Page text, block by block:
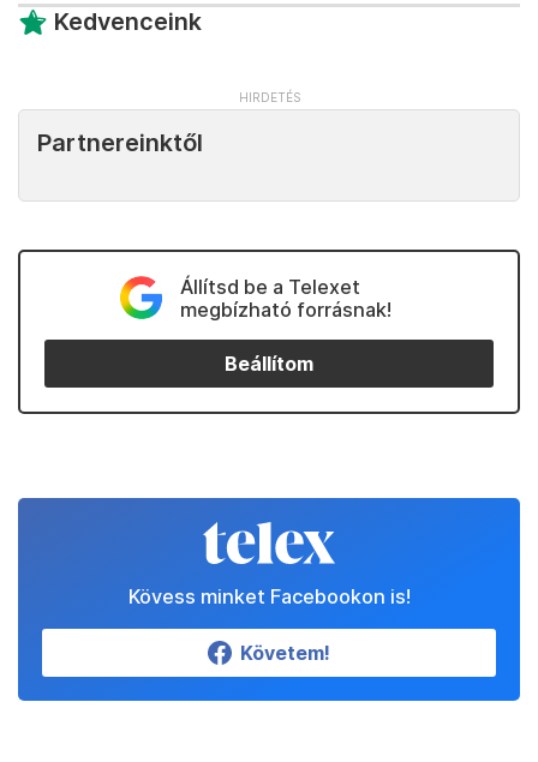
Kedvenceink
Partnereinktől
Állítsd be a Telexet
megbízható forrásnak!
Beállítom
Kövess minket Facebookon is!
Követem!